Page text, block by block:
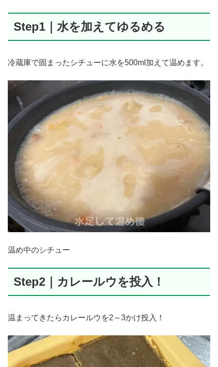
Step1｜水を加えてゆるめる
冷蔵庫で固まったシチューに水を500ml加えて温めます。
温め中のシチュー
Step2｜カレールウを投入！
温まってきたらカレールウを2～3かけ投入！